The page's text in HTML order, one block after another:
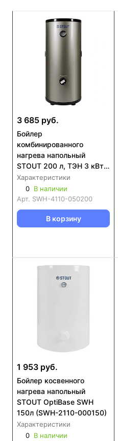
3 685 руб.
Бойлер
комбинированного
нагрева напольный
STOUT 200 л, ТЭН 3 кВт,
DUPLEX (SWH-4110-
050200)
Характеристики
0 В наличии
Арт. SWH-4110-050200
В корзину
1 953 руб.
Бойлер косвенного
нагрева напольный
STOUT OptiBase SWH
150л (SWH-2110-000150)
Характеристики
0 В наличии